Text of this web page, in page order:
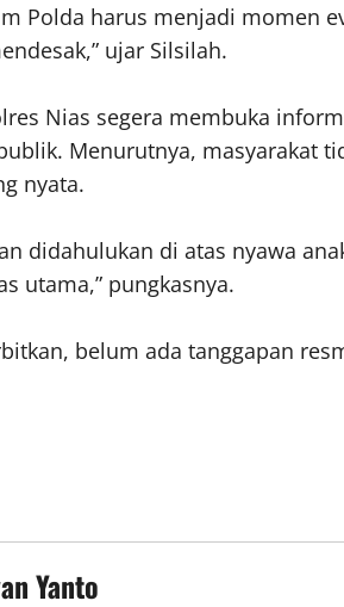
Polda harus menjadi momen
ujar Silsilah.
Nias segera membuka
Menurutnya, masyarakat
nyata.
didahulukan di atas nyawa
utama,” pungkasnya.
belum ada tanggapan
Yanto